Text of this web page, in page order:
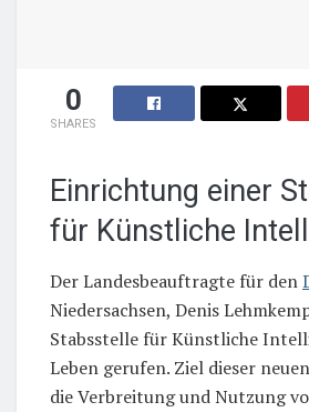
0
SHARES
Einrichtung einer
für Künstliche
Der Landesbeauftragte für den
Niedersachsen, Denis
Stabsstelle für Künstliche
Leben gerufen. Ziel dieser
die Verbreitung und Nutzung